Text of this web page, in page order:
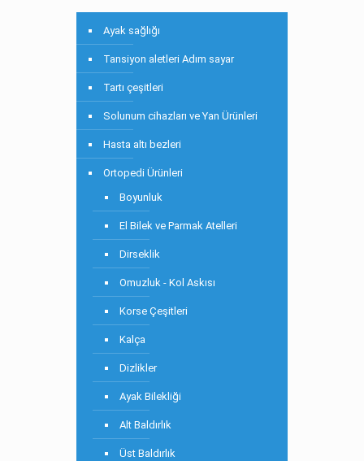
Ayak sağlığı
Tansiyon aletleri Adım sayar
Tartı çeşitleri
Solunum cihazları ve Yan Ürünleri
Hasta altı bezleri
Ortopedi Ürünleri
Boyunluk
El Bilek ve Parmak Atelleri
Dirseklik
Omuzluk - Kol Askısı
Korse Çeşitleri
Kalça
Dizlikler
Ayak Bilekliği
Alt Baldırlık
Üst Baldırlık